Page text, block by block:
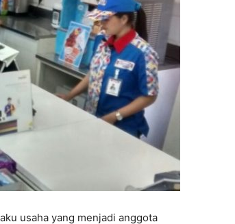
usaha yang menjadi anggota